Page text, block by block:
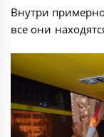
Внутри
все они